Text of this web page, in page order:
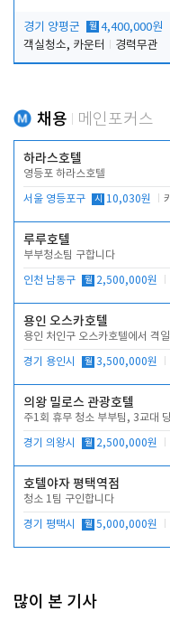
경기 양평군 월 4,400,000원
객실청소, 카운터
경력무관
채용 메인포커스
하라스호텔
영등포 하라스호텔
서울 영등포구 시 10,030원
루루호텔
부부청소팀 구합니다
인천 남동구 월 2,500,000원
용인 오스카호텔
용인 처인구 오스카호텔에서 격
경기 용인시 월 3,500,000원
의왕 밀로스 관광호텔
주1회 휴무 청소 부부팀, 3교대
경기 의왕시 월 2,500,000원
호텔야자 평택역점
청소 1팀 구인합니다
경기 평택시 월 5,000,000원
많이 본 기사